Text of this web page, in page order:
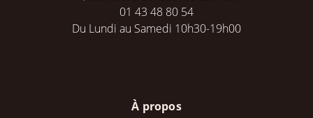
01 43 48 80 54
Du Lundi au Samedi 10h30-19h00
À propos